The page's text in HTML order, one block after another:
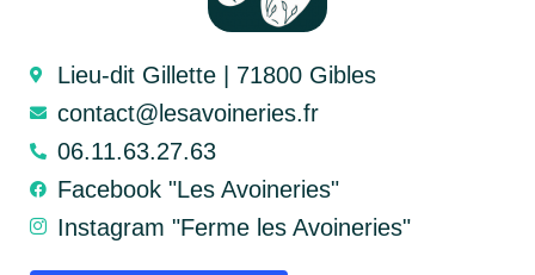
Lieu-dit Gillette | 71800 Gibles
contact@lesavoineries.fr
06.11.63.27.63
Facebook "Les Avoineries"
Instagram "Ferme les Avoineries"